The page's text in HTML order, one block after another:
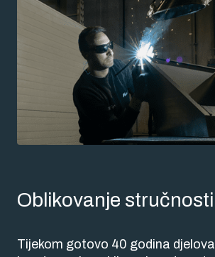
Oblikovanje stručnosti
Tijekom gotovo 40 godina